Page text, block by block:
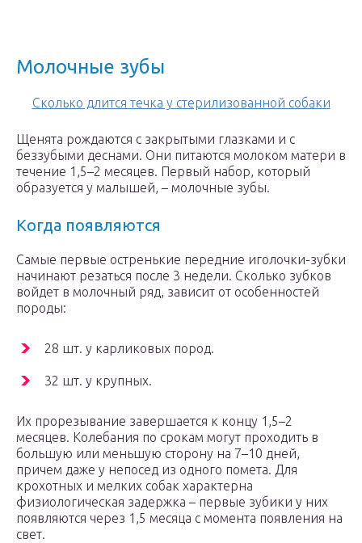
Молочные зубы
Сколько длится течка у стерилизованной собаки
Щенята рождаются с закрытыми глазками и с
беззубыми деснами. Они питаются молоком матери в
течение 1,5–2 месяцев. Первый набор, который
образуется у малышей, – молочные зубы.
Когда появляются
Самые первые остренькие передние иголочки-зубки
начинают резаться после 3 недели. Сколько зубков
войдет в молочный ряд, зависит от особенностей
породы:
28 шт. у карликовых пород.
32 шт. у крупных.
Их прорезывание завершается к концу 1,5–2
месяцев. Колебания по срокам могут проходить в
большую или меньшую сторону на 7–10 дней,
причем даже у непосед из одного помета. Для
крохотных и мелких собак характерна
физиологическая задержка – первые зубики у них
появляются через 1,5 месяца с момента появления на
свет.